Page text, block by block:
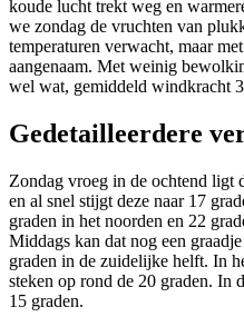
koude lucht trekt weg en
we zondag de vruchten van
temperaturen verwacht, maar
aangenaam. Met weinig
wel wat, gemiddeld windkracht
Gedetailleerdere
Zondag vroeg in de ochtend ligt
en al snel stijgt deze naar 17
graden in het noorden en 22
Middags kan dat nog een
graden in de zuidelijke helft. In
steken op rond de 20 graden. In
15 graden.